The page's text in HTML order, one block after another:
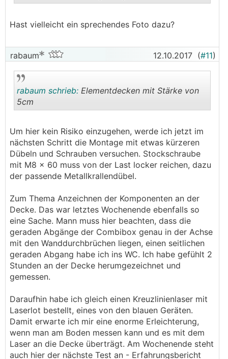
..
Hast vielleicht ein sprechendes Foto dazu?
rabaum 12.10.2017 (#11)
..
rabaum schrieb: Elementdecken mit Stärke von
5cm
Um hier kein Risiko einzugehen, werde ich jetzt im
nächsten Schritt die Montage mit etwas kürzeren
Dübeln und Schrauben versuchen. Stockschraube
mit M8 x 60 muss von der Last locker reichen, dazu
der passende Metallkrallendübel.
Zum Thema Anzeichnen der Komponenten an der
Decke. Das war letztes Wochenende ebenfalls so
eine Sache. Mann muss hier beachten, dass die
geraden Abgänge der Combibox genau in der Achse
mit den Wanddurchbrüchen liegen, einen seitlichen
geraden Abgang habe ich ins WC. Ich habe gefühlt 2
Stunden an der Decke herumgezeichnet und
gemessen.
Daraufhin habe ich gleich einen Kreuzlinienlaser mit
Laserlot bestellt, eines von den blauen Geräten.
Damit erwarte ich mir eine enorme Erleichterung,
wenn man am Boden messen kann und es mit dem
Laser an die Decke überträgt. Am Wochenende steht
auch hier der nächste Test an - Erfahrungsbericht